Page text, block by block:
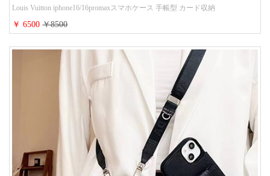
Louis Vuitton iphone16/16promaxスマホケース 手帳型 カード収納
iphone15/14/13ケース ビジネス風 GUCCI galaxy s26/s25/s24ケース 手帳型 大
人 可愛い
￥ 6500￥8500